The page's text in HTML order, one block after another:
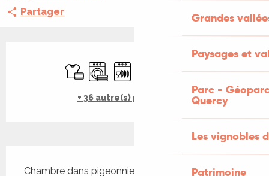
Grandes
Paysages et
Parc -
Quercy
Les vignobles
Patrimoine
Partager
Ouverture et coordonnées
Draps et linge
Lave lingeLave vaisselle
+ 36 autre(s) prestation(s)
Chambre dans pigeonnier, tout confort, se situant